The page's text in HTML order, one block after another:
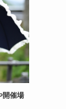
開催場